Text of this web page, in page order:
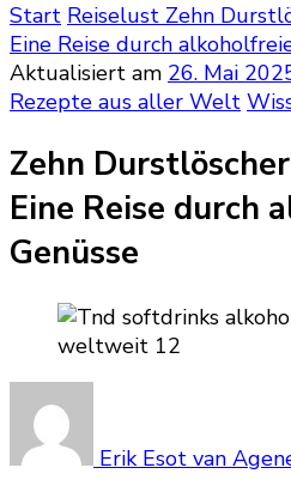
Start Reiselust Zehn
Eine Reise durch
Aktualisiert am 26. Mai
Rezepte aus aller Welt
Zehn
Eine Reise durch
Genüsse
Erik Esot van